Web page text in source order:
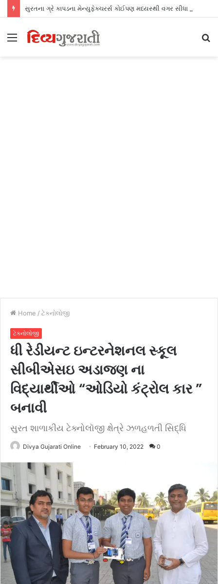
Menu
Home / ટેકનોલોજી
ટેકનોલોજી
ધી રેડીયન્ટ ઇન્ટરનેશનલ સ્કૂલ
સીબીએસઇ અડાજણ ના
વિદ્યાર્થીઓ “ઓડિયો કંટ્રોલ કાર ”
બનાવી
સુરત શાળાકીય ટેક્નોલૉજી ક્ષેત્રે ઝળહળતી સિદ્ધિ
Divya Gujarati Online February 10, 2022 0